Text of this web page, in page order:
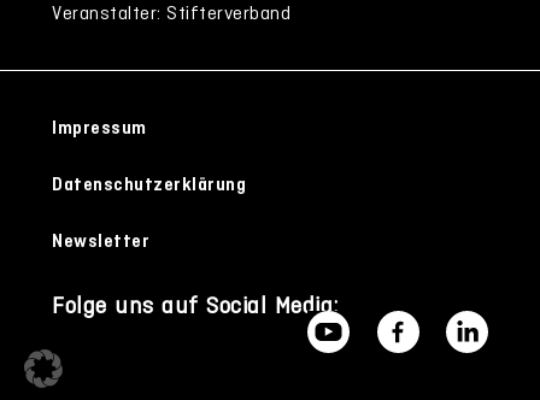
Veranstalter: Stifterverband
Impressum
Datenschutzerklärung
Newsletter
Folge uns auf Social Media: